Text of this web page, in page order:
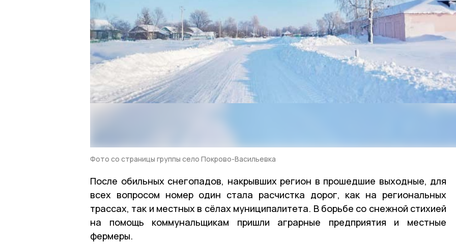
Фото со страницы группы село Покрово-Васильевка
После обильных снегопадов, накрывших регион в прошедшие выходные, для
всех вопросом номер один стала расчистка дорог, как на региональных
трассах, так и местных в сёлах муниципалитета. В борьбе со снежной стихией
на помощь коммунальщикам пришли аграрные предприятия и местные
фермеры.